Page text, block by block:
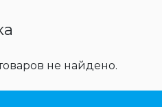
не найдено.